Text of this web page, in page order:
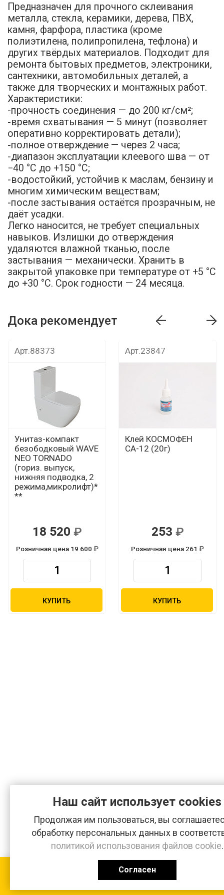
Предназначен для прочного склеивания
металла, стекла, керамики, дерева, ПВХ,
камня, фарфора, пластика (кроме
полиэтилена, полипропилена, тефлона) и
других твёрдых материалов. Подходит для
ремонта бытовых предметов, электроники,
сантехники, автомобильных деталей, а
также для творческих и монтажных работ.
Характеристики:
-прочность соединения — до 200 кг/см²;
-время схватывания — 5 минут (позволяет
оперативно корректировать детали);
-полное отверждение — через 2 часа;
-диапазон эксплуатации клеевого шва — от
−40 °C до +150 °C;
-водостойкий, устойчив к маслам, бензину и
многим химическим веществам;
-после застывания остаётся прозрачным, не
даёт усадки.
Легко наносится, не требует специальных
навыков. Излишки до отверждения
удаляются влажной тканью, после
застывания — механически. Хранить в
закрытой упаковке при температуре от +5 °C
до +30 °C. Срок годности — 24 месяца.
Дока рекомендует
Арт.88373
Унитаз-компакт
безободковый WAVE
NEO TORNADO
(гориз. выпуск,
нижняя подводка, 2
режима,микролифт)*
**
18 520
Розничная цена 19 600
КУПИТЬ
Арт.23847
Клей КОСМОФЕН
СА-12 (20г)
253
Розничная цена 261
КУПИТЬ
Р
Р Р
Дока рекомендует Дока
Наш сайт использует cookies
Продолжая им пользоваться, вы
обработку персональных данных в
политикой использования файлов cookie.
Согласен